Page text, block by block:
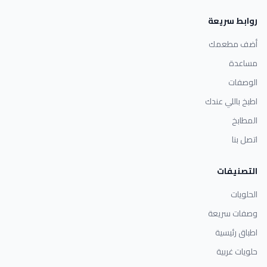
روابط سريعة
أضف مطعمك
مساعدة
الوصفات
اطبخ باللي عندك
المطابخ
اتصل بنا
التصنيفات
الحلويات
وصفات سريعة
اطباق رئيسية
حلويات غربية